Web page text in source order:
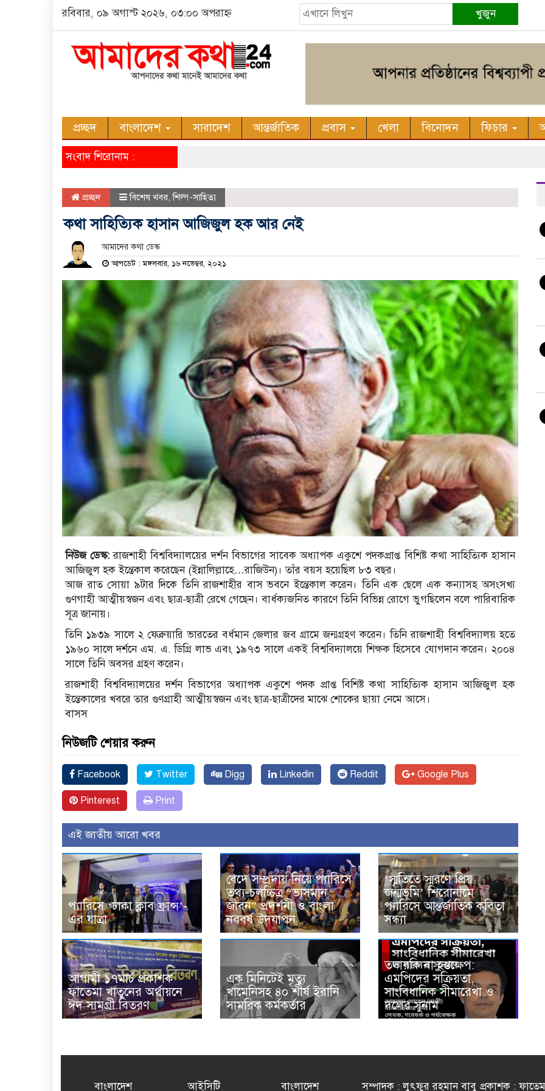
রবিবার, ০৯ অগাস্ট ২০২৬, ০৩:০০ অপরাহ্ন খুজুন
প্রচ্ছদ বাংলাদেশ সারাদেশ আন্তর্জাতিক প্রবাস খেলা বিনোদন ফিচার
সংবাদ শিরোনাম :
প্রচ্ছদ বিশেষ খবর,শিল্প-সাহিত্য
কথা সাহিত্যিক হাসান আজিজুল হক আর নেই
আমাদের কথা ডেস্ক
আপডেট : মঙ্গলবার, ১৬ নভেম্বর, ২০২১
নিউজ ডেস্ক:রাজশাহী বিশ্ববিদ্যালয়ের দর্শন বিভাগের সাবেক অধ্যাপক একুশে পদকপ্রাপ্ত বিশিষ্ট কথা সাহিত্যিক হাসান
আজিজুল হক ইন্তেকাল করেছেন (ইন্নালিল্লাহে…রাজিউন)। তাঁর বয়স হয়েছিল ৮৩ বছর।
আজ রাত সোয়া ৯টার দিকে তিনি রাজশাহীর বাস ভবনে ইন্তেকাল করেন। তিনি এক ছেলে এক কন্যাসহ অসংসখ্য
গুণগাহী আত্মীয়স্বজন এবং ছাত্র-ছাত্রী রেখে গেছেন। বার্ধক্যজনিত কারণে তিনি বিভিন্ন রোগে ভুগছিলেন বলে পারিবারিক
সূত্র জানায়।
তিনি ১৯৩৯ সালে ২ ফেব্রুয়ারি ভারতের বর্ধমান জেলার জব গ্রামে জন্মগ্রহণ করেন। তিনি রাজশাহী বিশ্ববিদ্যালয় হতে
১৯৬০ সালে দর্শনে এম. এ. ডিগ্রি লাভ এবং ১৯৭৩ সালে একই বিশ্ববিদ্যালয়ে শিক্ষক হিসেবে যোগদান করেন। ২০০৪
সালে তিনি অবসর গ্রহণ করেন।
রাজশাহী বিশ্ববিদ্যালয়ের দর্শন বিভাগের অধ্যাপক একুশে পদক প্রাপ্ত বিশিষ্ট কথা সাহিত্যিক হাসান আজিজুল হক
ইন্তেকালের খবরে তার গুণগ্রাহী আত্মীয়স্বজন এবং ছাত্র-ছাত্রীদের মাঝে শোকের ছায়া নেমে আসে।
বাসস
নিউজটি শেয়ার করুন
Facebook Twitter Digg Linkedin Reddit Google Plus
Pinterest Print
এই জাতীয় আরো খবর
প্যারিসে ‘ঢাকা ক্লাব ফ্রান্স’-
এর যাত্রা
বেদে সম্প্রদায় নিয়ে প্যারিসে
তথ্য-চলচ্চিত্র “ভাসমান
জীবন” প্রদর্শনী ও বাংলা
নববর্ষ উদযাপন
‘স্মৃতিতে স্মরণে প্রিয়
জন্মভূমি’ শিরোনামে
প্যারিসে আন্তর্জাতিক কবিতা
সন্ধ্যা
আগামী ১৭মার্চ প্রকাশক
ফাতেমা খাতুনের অর্থায়নে
ঈদ সামগ্রী বিতরণ
এক মিনিটেই মৃত্যু
খামেনিসহ ৪০ শীর্ষ ইরানি
সামরিক কর্মকর্তার
তদারকি না হস্তক্ষেপ:
এমপিদের সক্রিয়তা,
সাংবিধানিক সীমারেখা ও
দলের সুনাম
বাংলাদেশ আইসিটি বাংলাদেশ সম্পাদক : লুৎফুর রহমান বাবু প্রকাশক :